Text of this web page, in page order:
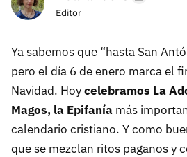
Editor
Ya sabemos que “hasta San
pero el día 6 de enero marca el
Navidad. Hoycelebramos La
Magos, la Epifanía más
calendario cristiano. Y como
que se mezclan ritos paganos y